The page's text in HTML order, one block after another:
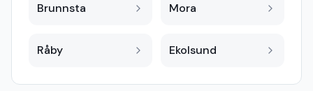
Brunnsta Mora
Råby Ekolsund